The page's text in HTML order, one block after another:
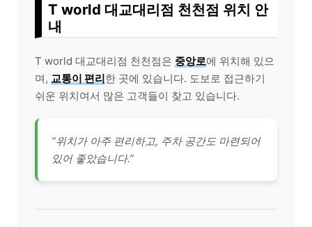
T world 대교대리점 천천점 위치 안
내
T world 대교대리점 천천점은 중앙로에 위치해 있으
며, 교통이 편리한 곳에 있습니다. 도보로 접근하기
쉬운 위치여서 많은 고객들이 찾고 있습니다.
“위치가 아주 편리하고, 주차 공간도 마련되어
있어 좋았습니다.”